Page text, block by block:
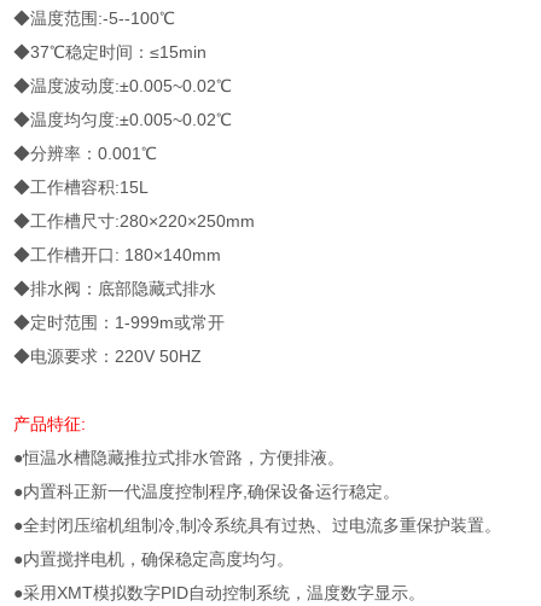
◆温度范围:-5--100℃
◆37℃稳定时间：≤15min
◆温度波动度:±0.005~0.02℃
◆温度均匀度:±0.005~0.02℃
◆分辨率：0.001℃
◆工作槽容积:15L
◆工作槽尺寸:280×220×250mm
◆工作槽开口: 180×140mm
◆排水阀：底部隐藏式排水
◆定时范围：1-999m或常开
◆电源要求：220V 50HZ
产品特征:
●恒温水槽隐藏推拉式排水管路，方便排液。
●内置科正新一代温度控制程序,确保设备运行稳定。
●全封闭压缩机组制冷,制冷系统具有过热、过电流多重保护装置。
●内置搅拌电机，确保稳定高度均匀。
●采用XMT模拟数字PID自动控制系统，温度数字显示。